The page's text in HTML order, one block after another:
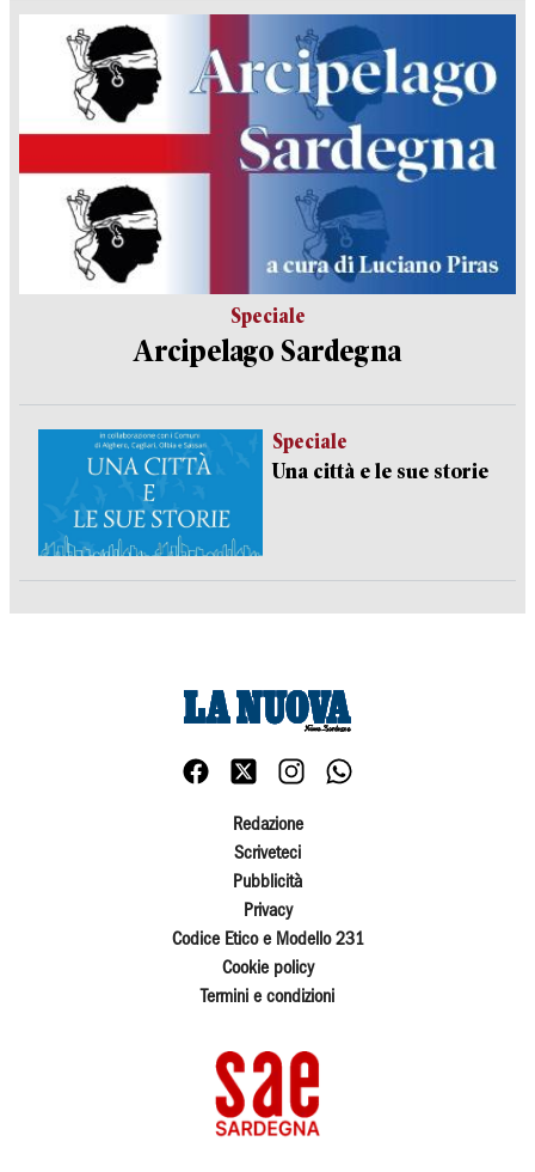
Speciale
Arcipelago Sardegna
Speciale
Una città e le sue storie
Redazione
Scriveteci
Pubblicità
Privacy
Codice Etico e Modello 231
Cookie policy
Termini e condizioni